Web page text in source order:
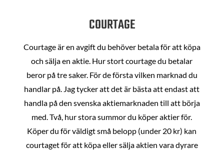
COURTAGE
Courtage är en avgift du behöver betala för att köpa
och sälja en aktie. Hur stort courtage du betalar
beror på tre saker. För de första vilken marknad du
handlar på. Jag tycker att det är bästa att endast att
handla på den svenska aktiemarknaden till att börja
med. Två, hur stora summor du köper aktier för.
Köper du för väldigt små belopp (under 20 kr) kan
courtaget för att köpa eller sälja aktien vara dyrare